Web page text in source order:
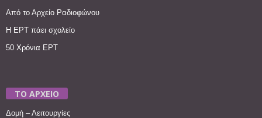
Από το Αρχείο Ραδιοφώνου
Η ΕΡΤ πάει σχολείο
50 Χρόνια ΕΡΤ
ΤΟ ΑΡΧΕΙΟ
Δομή – Λειτουργίες